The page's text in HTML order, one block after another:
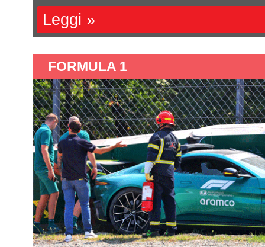
Leggi »
FORMULA 1